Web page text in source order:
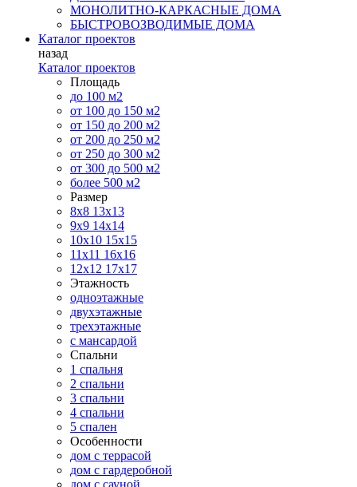
МОНОЛИТНО-КАРКАСНЫЕ ДОМА
БЫСТРОВОЗВОДИМЫЕ ДОМА
Каталог проектов
назад
Каталог проектов
Площадь
до 100 м2
от 100 до 150 м2
от 150 до 200 м2
от 200 до 250 м2
от 250 до 300 м2
от 300 до 500 м2
более 500 м2
Размер
8х8 13х13
9х9 14х14
10х10 15х15
11x11 16х16
12х12 17х17
Этажность
одноэтажные
двухэтажные
трехэтажные
с мансардой
Спальни
1 спальня
2 спальни
3 спальни
4 спальни
5 спален
Особенности
дом с террасой
дом с гардеробной
дом с сауной